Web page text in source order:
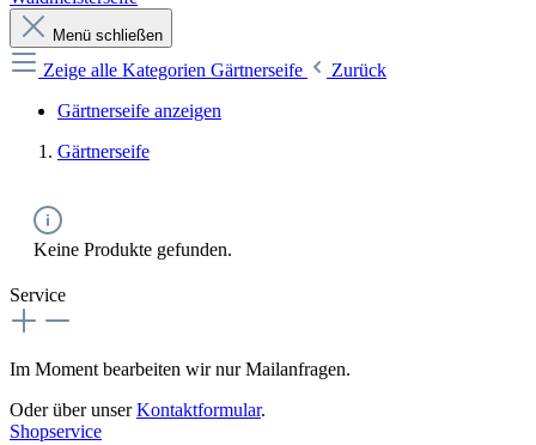
Menü schließen
Zeige alle Kategorien Gärtnerseife
Zurück
Gärtnerseife anzeigen
Gärtnerseife
Keine Produkte gefunden.
Service
Im Moment bearbeiten wir nur Mailanfragen.
Oder über unserKontaktformular.
Shopservice